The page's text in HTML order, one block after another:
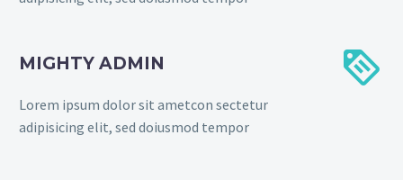
MIGHTY ADMIN
Lorem ipsum dolor sit ametcon sectetur
adipisicing elit, sed doiusmod tempor

